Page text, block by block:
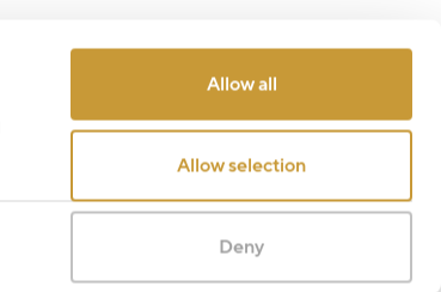
Allow all
Allow selection
Deny